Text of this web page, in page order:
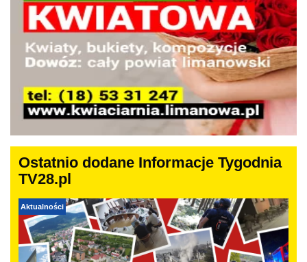
Ostatnio dodane Informacje Tygodnia
TV28.pl
Aktualności